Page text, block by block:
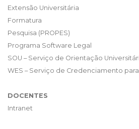
Extensão Universitária
Formatura
Pesquisa (PROPES)
Programa Software Legal
SOU – Serviço de Orientação
WES – Serviço de Credenciamento
DOCENTES
Intranet